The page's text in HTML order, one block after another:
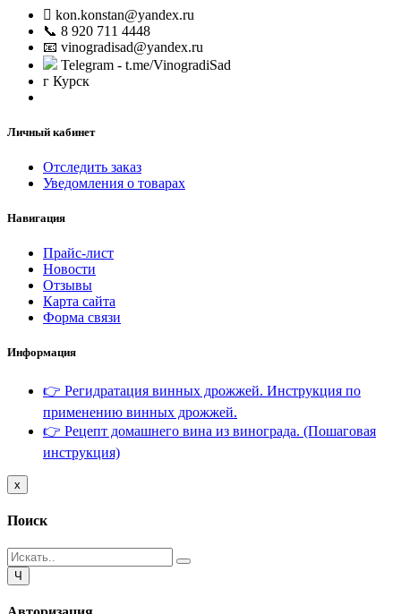
kon.konstan@yandex.ru
📞 8 920 711 4448
📧 vinogradisad@yandex.ru
Telegram - t.me/VinogradiSad
г Курск
Личный кабинет
Отследить заказ
Уведомления о товарах
Навигация
Прайс-лист
Новости
Отзывы
Карта сайта
Форма связи
Информация
👉 Регидратация винных дрожжей. Инструкция по
применению винных дрожжей.
👉 Рецепт домашнего вина из винограда. (Пошаговая
инструкция)
x
Поиск
Ч